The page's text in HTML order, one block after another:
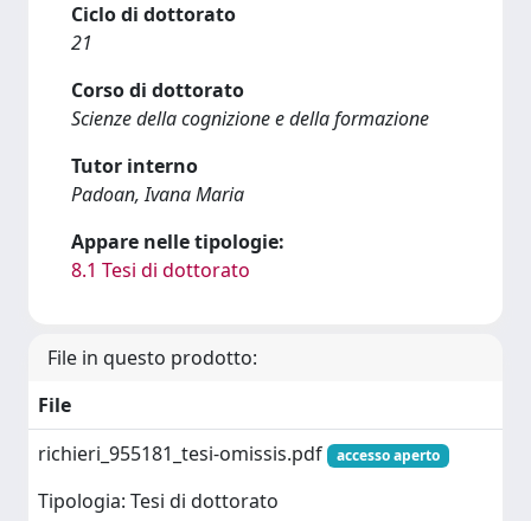
Ciclo di dottorato
21
Corso di dottorato
Scienze della cognizione e della formazione
Tutor interno
Padoan, Ivana Maria
Appare nelle tipologie:
8.1 Tesi di dottorato
File in questo prodotto:
File
richieri_955181_tesi-omissis.pdf
accesso aperto
Tipologia: Tesi di dottorato